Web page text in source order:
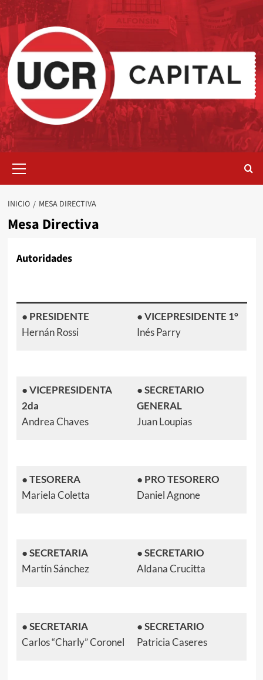
Saltar
al
contenido
primario
INICIO MESA DIRECTIVA
Mesa Directiva
Autoridades
● PRESIDENTE
Hernán Rossi
●VICEPRESIDENTE 1°
Inés Parry
●VICEPRESIDENTA
2da
Andrea Chaves
●SECRETARIO
GENERAL
Juan Loupias
●TESORERA
Mariela Coletta
● PRO TESORERO
Daniel Agnone
●SECRETARIA
Martín Sánchez
●SECRETARIO
Aldana Crucitta
●SECRETARIA
Carlos “Charly” Coronel
●SECRETARIO
Patricia Caseres